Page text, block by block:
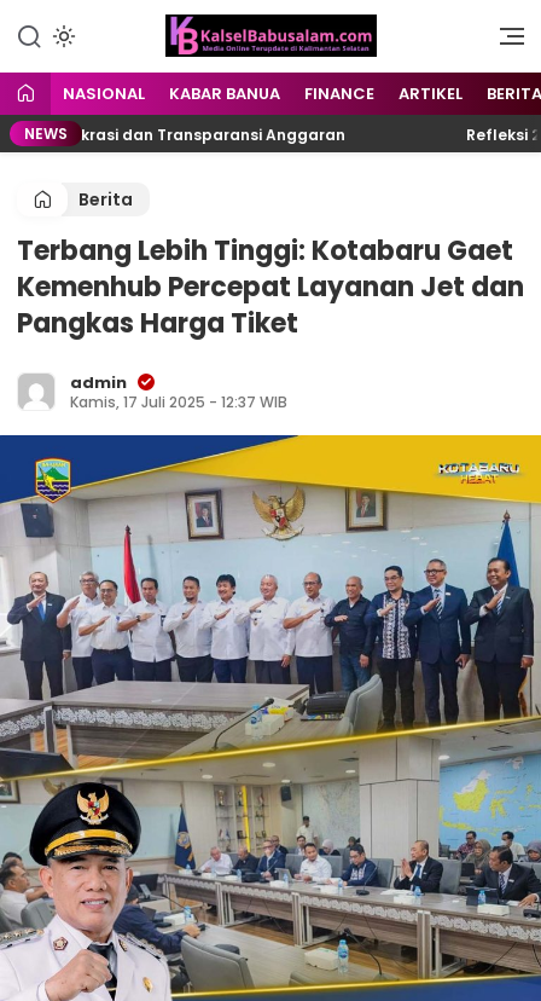
kalselbabusalam.com
Menyuarakan Kalsel,
Menginspirasi Nusantara
NASIONAL KABAR BANUA FINANCE ARTIKEL BERITA
NEWS
Birokrasi dan Transparansi Anggaran Refleksi 24
Berita
Terbang Lebih Tinggi: Kotabaru Gaet
Kemenhub Percepat Layanan Jet dan
Pangkas Harga Tiket
admin
Kamis, 17 Juli 2025 - 12:37 WIB